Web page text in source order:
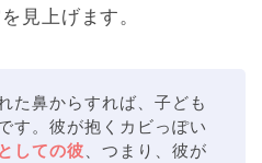
見上げます。
た鼻からすれば、子ども
す。彼が抱くカビっぽい
しての彼 、つまり、彼が